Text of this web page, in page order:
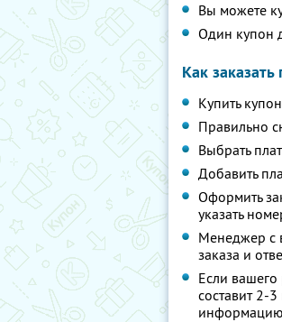
Вы можете
Один купон
Как заказать
Купить
Правильно
Выбрать
Добавить
Оформить
указать
Менеджер с
заказа и
Если вашего
составит 2-
информацию